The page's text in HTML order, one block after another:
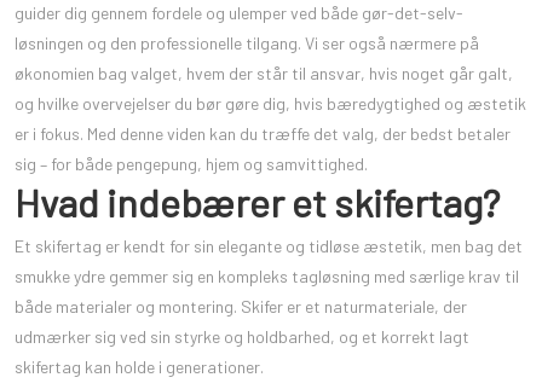
guider dig gennem fordele og ulemper ved både gør-det-selv-
løsningen og den professionelle tilgang. Vi ser også nærmere på
økonomien bag valget, hvem der står til ansvar, hvis noget går galt,
og hvilke overvejelser du bør gøre dig, hvis bæredygtighed og æstetik
er i fokus. Med denne viden kan du træffe det valg, der bedst betaler
sig – for både pengepung, hjem og samvittighed.
Hvad indebærer et skifertag?
Et skifertag er kendt for sin elegante og tidløse æstetik, men bag det
smukke ydre gemmer sig en kompleks tagløsning med særlige krav til
både materialer og montering. Skifer er et naturmateriale, der
udmærker sig ved sin styrke og holdbarhed, og et korrekt lagt
skifertag kan holde i generationer.